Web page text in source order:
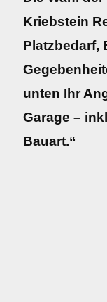
Kriebstein
Platzbedarf,
unten Ihr
Garage –
Bauart.“